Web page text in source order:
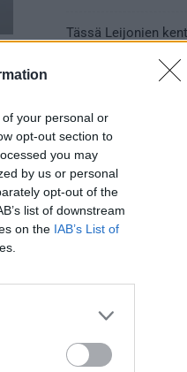
your personal or
opt-out section to
you may
by us or personal
opt-out of the
list of downstream
on the IAB’s List of
Tässä Leijonien
Huikeaa draamaa
kaatoi Kanadan
ensimmäisen MM-
31.05.2026 18:25
Vakuuttava esitys
nurin ja eteni
tauon jälkeen
28.05.2026 19:11
Suomi – Tshekki
28.05.2026 15:09